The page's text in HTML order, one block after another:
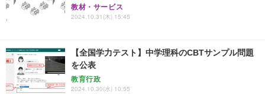
教材・サービス
2024.10.31(木) 15:45
【全国学力テスト】中学理科のCBTサンプル問題
を公表
教育行政
2024.10.30(水) 10:55